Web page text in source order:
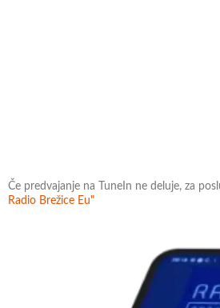
Če predvajanje na TuneIn ne deluje, za
Radio Brežice Eu"